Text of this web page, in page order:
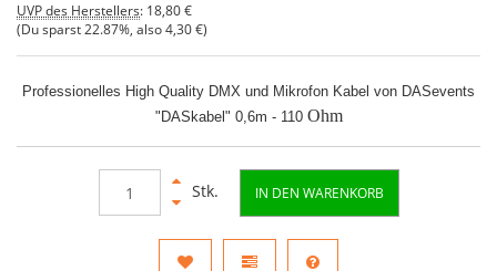
UVP des Herstellers: 18,80 €
(Du sparst 22.87% , also4,30 €)
Professionelles High Quality DMX und Mikrofon Kabel von DASevents
"DASkabel" 0,6m - 110 Ohm
Stk. IN DEN WARENKORB